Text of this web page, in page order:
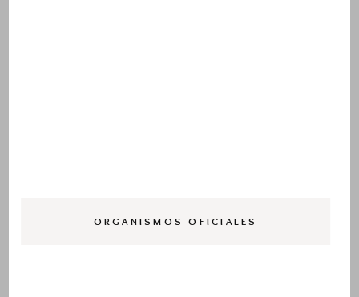
ORGANISMOS OFICIALES